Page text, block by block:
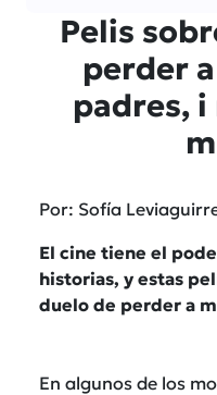
Pelis
perder
padres, i
Por: Sofía
El cine tiene el
historias, y estas
duelo de perder a
En algunos de los